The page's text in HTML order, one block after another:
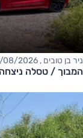
ניר בן טובים , 06/08/2026
המבוך / טסלה